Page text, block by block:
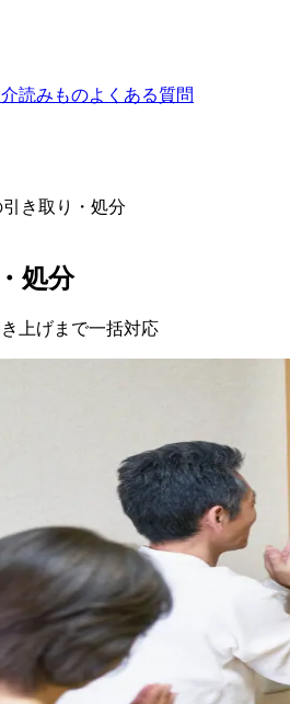
読みものよくある質問
き取り・処分
処分
上げまで一括対応